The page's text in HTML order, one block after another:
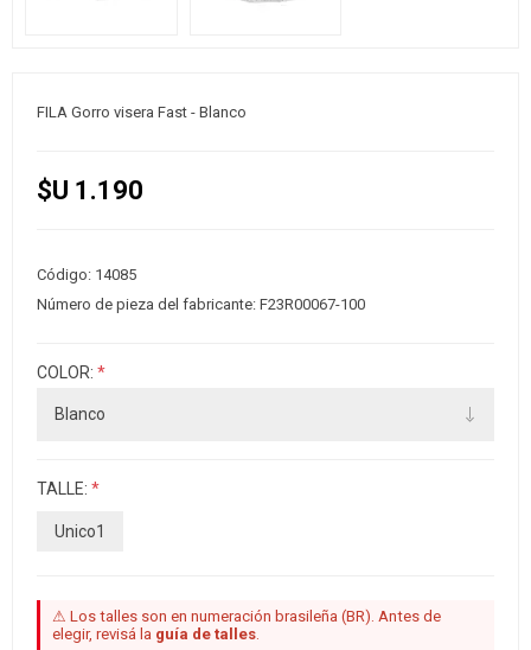
FILA Gorro visera Fast - Blanco
$U 1.190
Código: 14085
Número de pieza del fabricante: F23R00067-100
COLOR: *
TALLE: *
Unico1
⚠ Los talles son en numeración brasileña (BR). Antes de
elegir, revisá la guía de talles